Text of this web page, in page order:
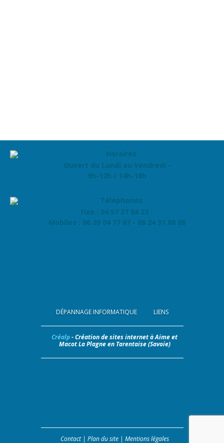
Ouvert du Lundi au Vendredi -
9h-12h / 14h-18h
Fixe : 04 57 37 84 22 -
Mobiles : 06 20 04 77 67 - 06 24 31 88 06
DÉPANNAGE INFORMATIQUE LIENS
Créalp- Création de sites internet à Aime et
Macot La Plagne en Tarentaise (Savoie)
Contact| Plan du site| Mentions légales